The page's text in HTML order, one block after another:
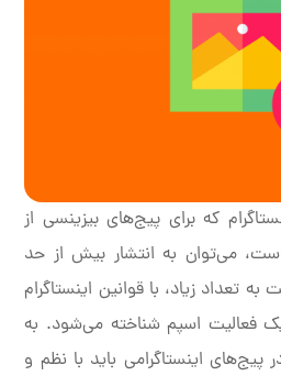
که برای پیج‌های بیزینسی از
می‌توان به انتشار بیش از حد
تعداد زیاد، با قوانین اینستاگرام
فعالیت اسپم شناخته می‌شود. به
پیج‌های اینستاگرامی باید با نظم و